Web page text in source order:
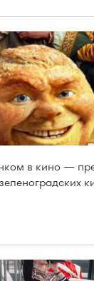
в кино —